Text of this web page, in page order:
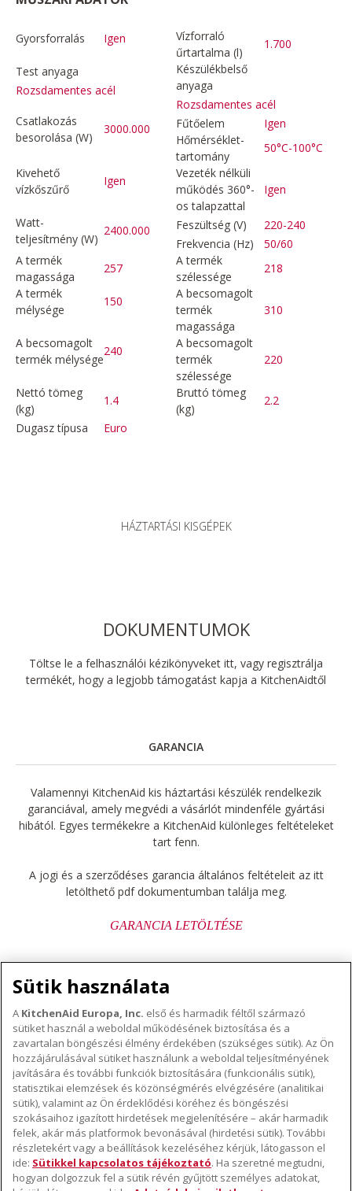
Gyorsforralás Igen
Vízforraló
űrtartalma (l)
1.700
Test anyaga
Rozsdamentes acél
Készülékbelső
anyaga
Rozsdamentes acél
Csatlakozás
besorolása (W)
3000.000 Fűtőelem
Igen
Hőmérséklet-
tartomány
50°C-100°C
Kivehető
vízkőszűrő
Igen
Vezeték nélküli
működés 360°-
os talapzattal
Igen
Watt-
teljesítmény (W)
2400.000 Feszültség (V)
220-240
Frekvencia (Hz)
50/60
A termék
magassága
257
A termék
szélessége
218
A termék
mélysége
150
A becsomagolt
termék
magassága
310
A becsomagolt
termék mélysége
240
A becsomagolt
termék
szélessége
220
Nettó tömeg
(kg)
1.4
Bruttó tömeg
(kg)
2.2
Dugasz típusa
Euro
HÁZTARTÁSI KISGÉPEK
DOKUMENTUMOK
Töltse le a felhasználói kézikönyveket itt, vagy regisztrálja
termékét, hogy a legjobb támogatást kapja a KitchenAidtől
GARANCIA
Valamennyi KitchenAid kis háztartási készülék rendelkezik
garanciával, amely megvédi a vásárlót mindenféle gyártási
hibától. Egyes termékekre a KitchenAid különleges feltételeket
tart fenn.
A jogi és a szerződéses garancia általános feltételeit az itt
letölthető pdf dokumentumban találja meg.
GARANCIA LETÖLTÉSE
A KITCHENAID MÁRKÁRÓL
A márka lényege
A márka története
ODR
TÁMOGATÁS
Hol lehet megvenni
Garancia és dokumentumok
Ügyfélszolgálat
KÖVESSEN BENNÜNKET
Sütik használata
A KitchenAid Europa, Inc. első és harmadik féltől származó
sütiket használ a weboldal működésének biztosítása és a
zavartalan böngészési élmény érdekében (szükséges sütik). Az Ön
hozzájárulásával sütiket használunk a weboldal teljesítményének
javítására és további funkciók biztosítására (funkcionális sütik),
statisztikai elemzések és közönségmérés elvégzésére (analitikai
sütik), valamint az Ön érdeklődési köréhez és böngészési
szokásaihoz igazított hirdetések megjelenítésére – akár harmadik
felek, akár más platformok bevonásával (hirdetési sütik). További
részletekért vagy a beállítások kezeléséhez kérjük, látogasson el
ide: Sütikkel kapcsolatos tájékoztató. Ha szeretné megtudni,
hogyan dolgozzuk fel a sütik révén gyűjtött személyes adatokat,